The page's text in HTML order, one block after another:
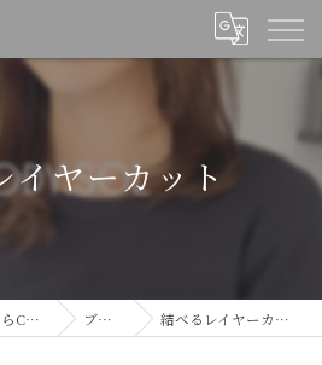
イヤーカット
福岡県北九州の美容室ならCODY ブログ 結べるレイヤーカット